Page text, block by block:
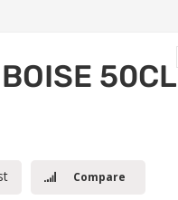
50CL
Compare